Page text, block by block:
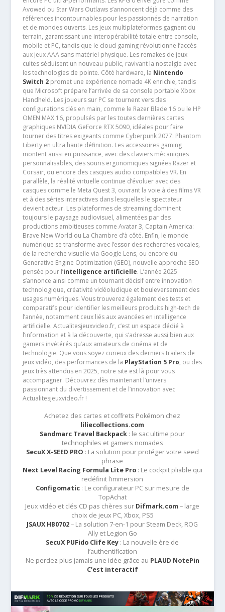
Avowed ou Star Wars Outlaws s’annoncent déjà comme des
références incontournables pour les passionnés de narration
et de mondes ouverts. Les jeux multiplateformes gagnent du
terrain, garantissant une interopérabilité totale entre console,
mobile et PC, tandis que le cloud gaming révolutionne l’accès
aux jeux AAA sans matériel physique. Les remakes de jeux
cultes séduisent un nouveau public, ravivant la nostalgie avec
les technologies de pointe. Côté hardware, la Nintendo
Switch 2promet une expérience nomade 4K enrichie, tandis
que Microsoft prépare l’arrivée de sa console portable Xbox
Handheld. Les joueurs sur PC se tournent vers des
configurations clés en main, comme le Razer Blade 16 ou le HP
OMEN MAX 16, propulsés par les toutes dernières cartes
graphiques NVIDIA GeForce RTX 5090, idéales pour faire
tourner des titres exigeants comme Cyberpunk 2077: Phantom
Liberty en ultra haute définition. Les accessoires gaming
montent aussi en puissance, avec des claviers mécaniques
personnalisables, des souris ergonomiques signées Razer et
Corsair, ou encore des casques audio compatibles VR. En
parallèle, la réalité virtuelle continue d’évoluer avec des
casques comme le Meta Quest 3, ouvrant la voie à des films VR
et à des séries interactives dans lesquelles le spectateur
devient acteur. Les plateformes de streaming dominent
toujours le paysage audiovisuel, alimentées par des
productions ambitieuses comme Avatar 3, Captain America:
Brave New World ou La Chambre d’à côté. Enfin, le monde
numérique se transforme avec l’essor des recherches vocales,
de la recherche visuelle via Google Lens, ou encore du
Generative Engine Optimization (GEO), nouvelle approche SEO
pensée pour l’intelligence artificielle. L’année 2025
s’annonce ainsi comme un tournant décisif entre innovation
technologique, créativité vidéoludique et bouleversement des
usages numériques. Vous trouverez également des tests et
comparatifs pour identifier les meilleurs produits high-tech de
l’année, notamment ceux liés aux avancées en intelligence
artificielle. Actualitesjeuxvideo.fr, c’est un espace dédié à
l’information et à la découverte, qui s’adresse aussi bien aux
gamers invétérés qu’aux amateurs de cinéma et de
technologie. Que vous soyez curieux des derniers trailers de
jeux vidéo, des performances de la PlayStation 5 Pro, ou des
jeux très attendus en 2025, notre site est là pour vous
accompagner. Découvrez dès maintenant l’univers
passionnant du divertissement et de l’innovation avec
Actualitesjeuxvideo.fr !
Achetez des cartes et coffrets Pokémon chez
liliecollections.com
Sandmarc Travel Backpack : le sac ultime pour
technophiles et gamers nomades
SecuX X-SEED PRO : La solution pour protéger votre seed
phrase
Next Level Racing Formula Lite Pro: Le cockpit pliable qui
redéfinit l’immersion
Configomatic: Le configurateur PC sur mesure de
TopAchat
Jeux vidéo et clés CD pas chères sur Difmark.com – large
choix de jeux PC, Xbox, PS5
JSAUX HB0702– La solution 7-en-1 pour Steam Deck, ROG
Ally et Legion Go
SecuX PUFido Clife Key : La nouvelle ère de
l’authentification
Ne perdez plus jamais une idée grâce au PLAUD NotePin
C’est interactif